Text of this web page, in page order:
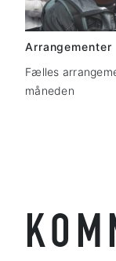
Arrangementer
Fælles
måneden